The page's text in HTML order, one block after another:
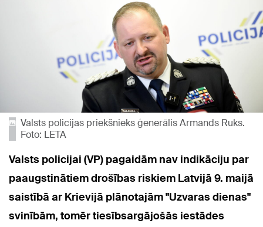
Valsts policijas priekšnieks ģenerālis Armands Ruks.
Foto: LETA
Valsts policijai (VP) pagaidām nav indikāciju par
paaugstinātiem drošības riskiem Latvijā 9. maijā
saistībā ar Krievijā plānotajām "Uzvaras dienas"
svinībām, tomēr tiesībsargājošās iestādes